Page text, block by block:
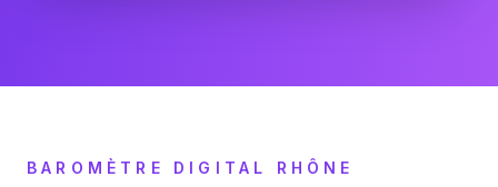
BAROMÈTRE DIGITAL RHÔNE